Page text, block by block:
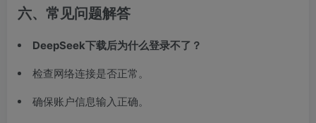
六、常见问题解答
DeepSeek下载后为什么登录不了？
检查网络连接是否正常。
确保账户信息输入正确。